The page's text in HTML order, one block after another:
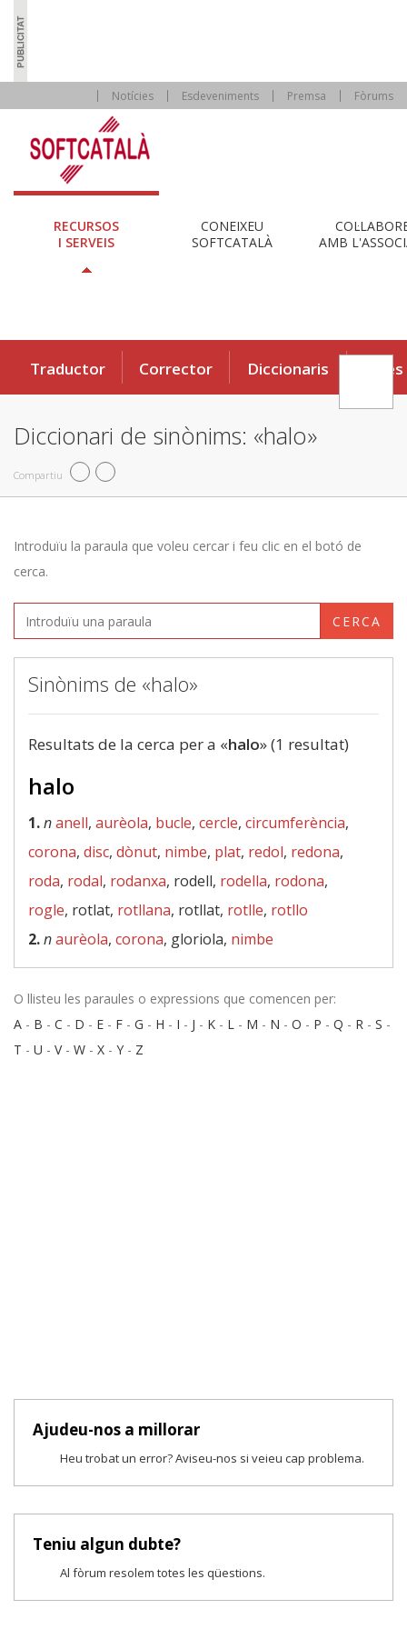
Notícies Esdeveniments Premsa Fòrums
RECURSOS
I SERVEIS
CONEIXEU
SOFTCATALÀ
AMB
Traductor Corrector Diccionaris Eines
Diccionari de sinònims: «halo»
Compartiu
Introduïu la paraula que voleu cercar i feu clic en el botó de
cerca.
CERCA
Sinònims de «halo»
Resultats de la cerca per a «halo» (1 resultat)
halo
1.nanell, aurèola, bucle, cercle, circumferència,
corona, disc, dònut, nimbe, plat, redol, redona,
roda, rodal, rodanxa, rodell, rodella, rodona,
rogle, rotlat, rotllana, rotllat, rotlle, rotllo
2.naurèola, corona, gloriola, nimbe
O llisteu les paraules o expressions que comencen per:
A - B - C - D - E - F - G - H - I - J - K - L - M - N - O - P - Q - R - S -
T - U - V- W - X - Y - Z
Ajudeu-nos a millorar
Heu trobat un error? Aviseu-nos si veieu cap problema.
Teniu algun dubte?
Al fòrum resolem totes les qüestions.